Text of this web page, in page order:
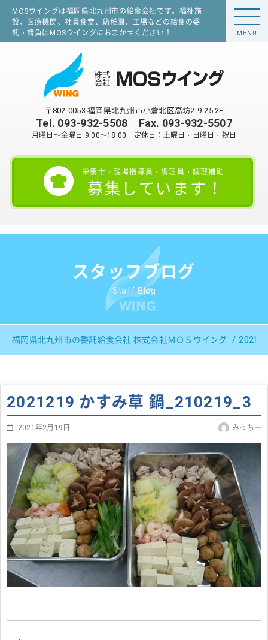
MOSウイングは福岡県北九州市の給食会社です。福祉施
設、医療機関、社員食堂、幼稚園、工場などの給食の委
託・請負はMOSウイングにおまかせください！
〒802-0053 福岡県北九州市小倉北区高坊2-9-25 2F
Tel. 093-932-5508 Fax. 093-932-5507
月曜日～金曜日 9:00～18:00 定休日：土曜日・日曜日・祝日
栄養士・現場指導員・調理員・調理補助
募集しています！
MENU
スタッフブログ
Staff Blog
福岡県北九州市の委託給食会社 株式会社ＭＯＳウイング
2021219 かすみ草 鍋_210219_3
2021年2月19日 みっちー